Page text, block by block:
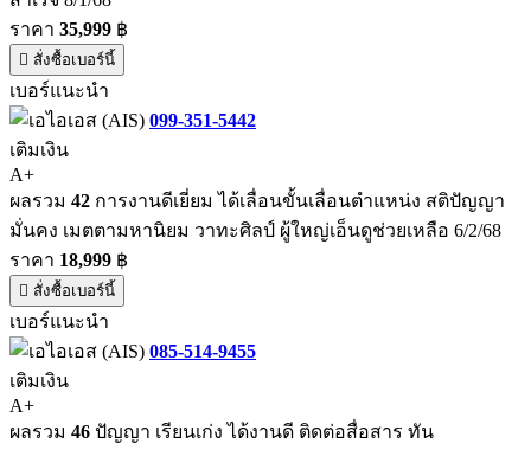
ราคา 35,999 ฿
สั่งซื้อเบอร์นี้
เบอร์แนะนำ
099-351-5442
เติมเงิน
A+
ผลรวม 42 การงานดีเยี่ยม ได้เลื่อนขั้นเลื่อนตำแหน่ง สติปัญญา
มั่นคง เมตตามหานิยม วาทะศิลป์ ผู้ใหญ่เอ็นดูช่วยเหลือ 6/2/68
ราคา 18,999 ฿
สั่งซื้อเบอร์นี้
เบอร์แนะนำ
085-514-9455
เติมเงิน
A+
ผลรวม 46 ปัญญา เรียนเก่ง ได้งานดี ติดต่อสื่อสาร ทัน